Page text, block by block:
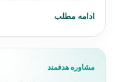
ادامه مطلب
مشاوره هدفمند